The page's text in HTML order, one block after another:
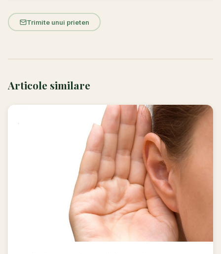
Trimite unui prieten
Articole similare